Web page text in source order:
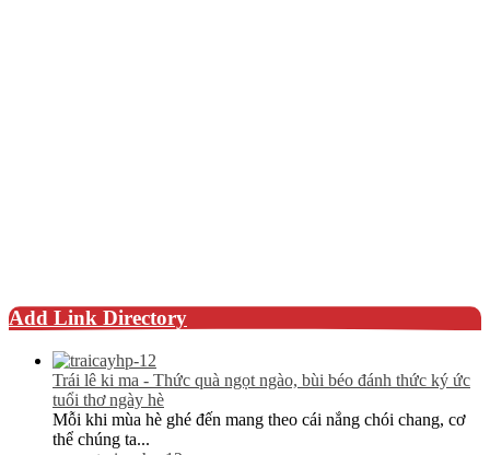
Add Link Directory
Trái lê ki ma - Thức quà ngọt ngào, bùi béo đánh thức ký ức
tuổi thơ ngày hè
Mỗi khi mùa hè ghé đến mang theo cái nắng chói chang, cơ
thể chúng ta...